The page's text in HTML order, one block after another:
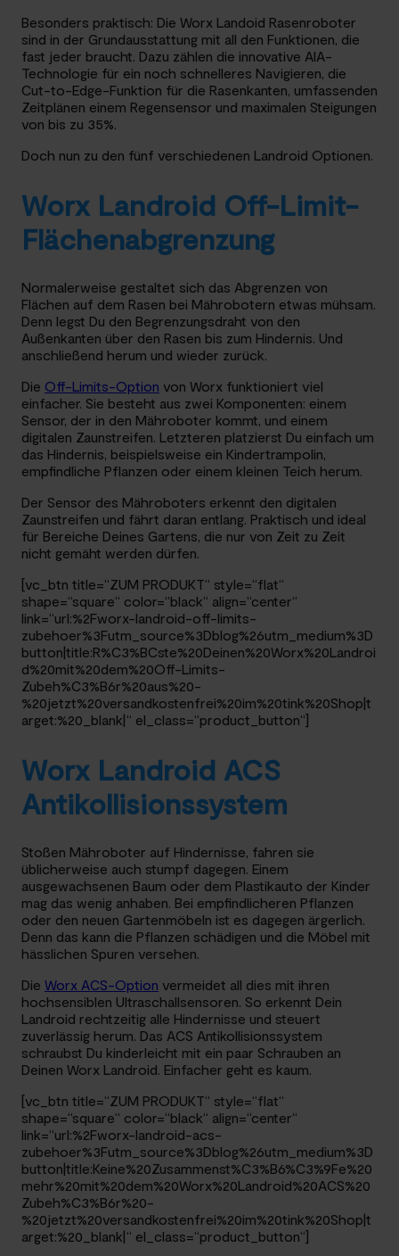
Besonders praktisch: Die Worx Landoid Rasenroboter
sind in der Grundausstattung mit all den Funktionen, die
fast jeder braucht. Dazu zählen die innovative AIA-
Technologie für ein noch schnelleres Navigieren, die
Cut-to-Edge-Funktion für die Rasenkanten, umfassenden
Zeitplänen einem Regensensor und maximalen Steigungen
von bis zu 35%.
Doch nun zu den fünf verschiedenen Landroid Optionen.
Worx Landroid Off-Limit-
Flächenabgrenzung
Normalerweise gestaltet sich das Abgrenzen von
Flächen auf dem Rasen bei Mährobotern etwas mühsam.
Denn legst Du den Begrenzungsdraht von den
Außenkanten über den Rasen bis zum Hindernis. Und
anschließend herum und wieder zurück.
Die Off-Limits-Option von Worx funktioniert viel
einfacher. Sie besteht aus zwei Komponenten: einem
Sensor, der in den Mähroboter kommt, und einem
digitalen Zaunstreifen. Letzteren platzierst Du einfach um
das Hindernis, beispielsweise ein Kindertrampolin,
empfindliche Pflanzen oder einem kleinen Teich herum.
Der Sensor des Mähroboters erkennt den digitalen
Zaunstreifen und fährt daran entlang. Praktisch und ideal
für Bereiche Deines Gartens, die nur von Zeit zu Zeit
nicht gemäht werden dürfen.
[vc_btn title=“ZUM PRODUKT“ style=“flat“
shape=“square“ color=“black“ align=“center“
link=“url:%2Fworx-landroid-off-limits-
zubehoer%3Futm_source%3Dblog%26utm_medium%3D
button|title:R%C3%BCste%20Deinen%20Worx%20Landroi
d%20mit%20dem%20Off-Limits-
Zubeh%C3%B6r%20aus%20-
%20jetzt%20versandkostenfrei%20im%20tink%20Shop|t
arget:%20_blank|“ el_class=“product_button“]
Worx Landroid ACS
Antikollisionssystem
Stoßen Mähroboter auf Hindernisse, fahren sie
üblicherweise auch stumpf dagegen. Einem
ausgewachsenen Baum oder dem Plastikauto der Kinder
mag das wenig anhaben. Bei empfindlicheren Pflanzen
oder den neuen Gartenmöbeln ist es dagegen ärgerlich.
Denn das kann die Pflanzen schädigen und die Möbel mit
hässlichen Spuren versehen.
Die Worx ACS-Option vermeidet all dies mit ihren
hochsensiblen Ultraschallsensoren. So erkennt Dein
Landroid rechtzeitig alle Hindernisse und steuert
zuverlässig herum. Das ACS Antikollisionssystem
schraubst Du kinderleicht mit ein paar Schrauben an
Deinen Worx Landroid. Einfacher geht es kaum.
[vc_btn title=“ZUM PRODUKT“ style=“flat“
shape=“square“ color=“black“ align=“center“
link=“url:%2Fworx-landroid-acs-
zubehoer%3Futm_source%3Dblog%26utm_medium%3D
button|title:Keine%20Zusammenst%C3%B6%C3%9Fe%20
mehr%20mit%20dem%20Worx%20Landroid%20ACS%20
Zubeh%C3%B6r%20-
%20jetzt%20versandkostenfrei%20im%20tink%20Shop|t
arget:%20_blank|“ el_class=“product_button“]